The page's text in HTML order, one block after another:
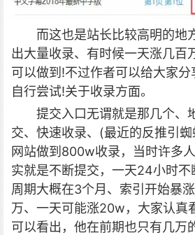
而这也是站长比较高明的地
出大量收录、有时候一天涨几百
可以做到!不过作者可以给大家分
自行尝试!关于收录方面。
提交入口无谓就是那几个、
交、快速收录、(最近的反推引
网站做到800w收录，当时许多
实就是不断提交，一天24小时不
周期大概在3个月、索引开始暴
万、一天可能涨20w，大家认真
可以看出，他在前期也只有几万